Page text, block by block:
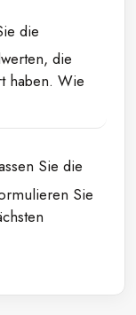
die
die
haben. Wie
Sie die
Sie